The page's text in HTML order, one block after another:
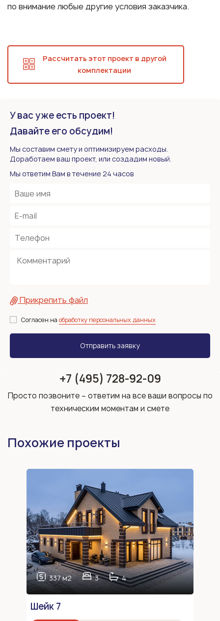
по внимание любые другие условия заказчика.
Рассчитать этот проект в другой
комплектации
У вас уже есть проект!
Давайте его обсудим!
Мы составим смету и оптимизируем расходы.
Доработаем ваш проект, или создадим новый.
Мы ответим Вам в течение 24 часов
Прикрепить файл
Согласен на обработку персональных данных
+7 (495) 728-92-09
Просто позвоните – ответим на все ваши вопросы по
техническим моментам и смете
Похожие проекты
337 м2 3 4
Шейк 7